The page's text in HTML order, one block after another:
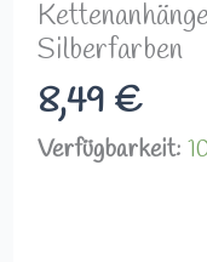
Silberfarben
8,49 €
Verfügbarkeit: